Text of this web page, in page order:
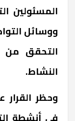
المسئولين
ووسائل
التحقق من
النشاط.
وحظر
في أنشطة